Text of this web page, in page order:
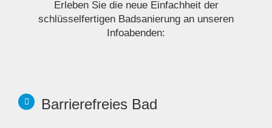
sehr wahrscheinlich noch viel mehr gebraucht wird.
Firma Knopf für die exzellente Ausführung und
empfehlen ihn uneingeschränkt weiter.
Erleben Sie die neue Einfachheit der
schlüsselfertigen Badsanierung an unseren
Infoabenden:
Barrierefreies Bad